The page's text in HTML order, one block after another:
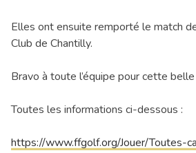
Elles ont ensuite remporté le match
Club de Chantilly.
Bravo à toute l’équipe pour cette
Toutes les informations ci-dessous :
https://www.ffgolf.org/Jouer/Toutes-